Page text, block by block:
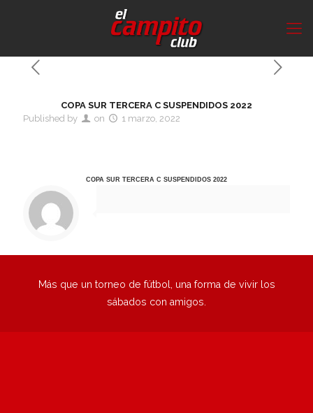
COPA SUR TERCERA C SUSPENDIDOS 2022
Published by
on 1 marzo, 2022
COPA SUR TERCERA C SUSPENDIDOS 2022
Más que un torneo de fútbol, una forma de vivir los
sábados con amigos.